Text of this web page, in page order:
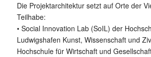
Die Projektarchitektur setzt auf Orte der
Teilhabe:
• Social Innovation Lab (SoIL) der
Ludwigshafen Kunst, Wissenschaft und
Hochschule für Wirtschaft und